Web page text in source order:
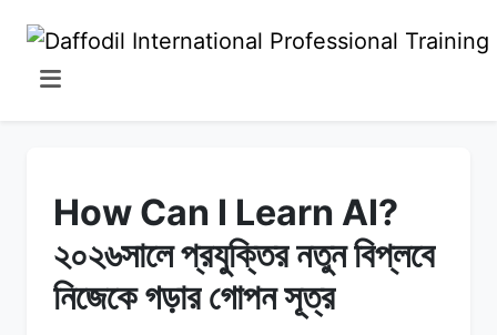
How Can I Learn AI?
২০২৬সালে প্রযুক্তির নতুন বিপ্লবে
নিজেকে গড়ার গোপন সূত্র